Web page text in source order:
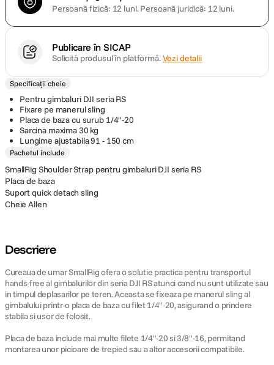
10.
Persoană fizică: 12 luni.Persoană juridică: 12 luni.
Publicare în SICAP
Solicită produsul în platformă.Vezi detalii
Specificații cheie
Pentru gimbaluri DJI seria RS
Fixare pe manerul sling
Placa de baza cu surub 1/4"-20
Sarcina maxima 30 kg
Lungime ajustabila 91 - 150 cm
Pachetul include
SmallRig Shoulder Strap pentru gimbaluri DJI seria RS
Placa de baza
Suport quick detach sling
Cheie Allen
Descriere
Cureaua de umar SmallRig ofera o solutie practica pentru transportul
hands-free al gimbalurilor din seria DJI RS atunci cand nu sunt utilizate sau
in timpul deplasarilor pe teren. Aceasta se fixeaza pe manerul sling al
gimbalului printr-o placa de baza cu filet 1/4"-20, asigurand o prindere
stabila si usor de folosit.
Placa de baza include mai multe filete 1/4"-20 si 3/8"-16, permitand
montarea unor picioare de trepied sau a altor accesorii compatibile.